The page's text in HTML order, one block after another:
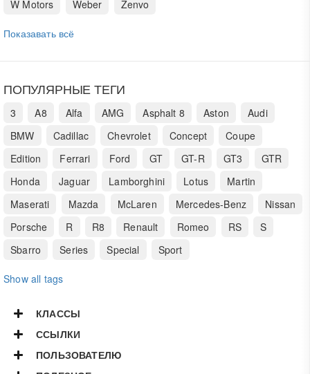
W Motors
Weber Zenvo
Показавать всё
ПОПУЛЯРНЫЕ ТЕГИ
3 A8 Alfa AMG Asphalt 8 Aston
Audi
BMW
Cadillac Chevrolet Concept
Coupe
Edition
Ferrari Ford GT GT-R GT3
GTR
Honda
Jaguar Lamborghini Lotus
Martin
Maserati
Mazda McLaren Mercedes-Benz
Nissan
Porsche
R R8 Renault Romeo RS
S
Sbarro
Series Special Sport
Show all tags
КЛАССЫ
ССЫЛКИ
ПОЛЬЗОВАТЕЛЮ